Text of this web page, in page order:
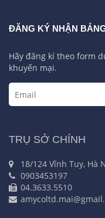
ĐĂNG KÝ NHẬN
Hãy đăng kí theo form
khuyến mại.
TRỤ SỞ CHÍNH
18/124 Vĩnh Tuy, Hà
0903453197
04.3633.5510